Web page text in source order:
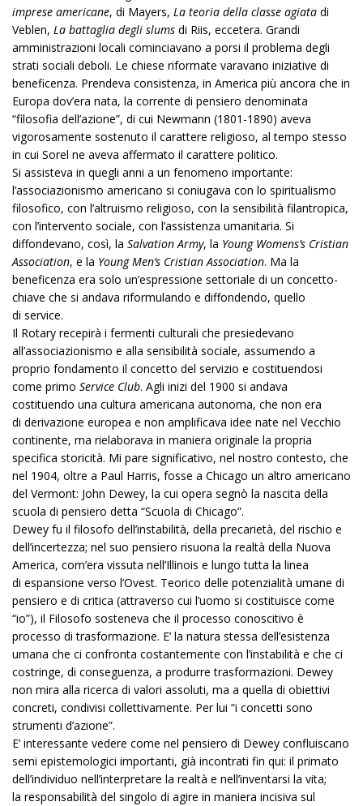
imprese americane, di Mayers, La teoria della classe agiata di
Veblen, La battaglia degli slums di Riis, eccetera. Grandi
amministrazioni locali cominciavano a porsi il problema degli
strati sociali deboli. Le chiese riformate varavano iniziative di
beneficenza. Prendeva consistenza, in America più ancora che in
Europa dov’era nata, la corrente di pensiero denominata
“filosofia dell’azione”, di cui Newmann (1801-1890) aveva
vigorosamente sostenuto il carattere religioso, al tempo stesso
in cui Sorel ne aveva affermato il carattere politico.
Si assisteva in quegli anni a un fenomeno importante:
l’associazionismo americano si coniugava con lo spiritualismo
filosofico, con l’altruismo religioso, con la sensibilità filantropica,
con l’intervento sociale, con l’assistenza umanitaria. Si
diffondevano, così, la Salvation Army, la Young Womens’s Cristian
Association, e la Young Men’s Cristian Association. Ma la
beneficenza era solo un’espressione settoriale di un concetto-
chiave che si andava riformulando e diffondendo, quello
di service.
Il Rotary recepirà i fermenti culturali che presiedevano
all’associazionismo e alla sensibilità sociale, assumendo a
proprio fondamento il concetto del servizio e costituendosi
come primo Service Club. Agli inizi del 1900 si andava
costituendo una cultura americana autonoma, che non era
di derivazione europea e non amplificava idee nate nel Vecchio
continente, ma rielaborava in maniera originale la propria
specifica storicità. Mi pare significativo, nel nostro contesto, che
nel 1904, oltre a Paul Harris, fosse a Chicago un altro americano
del Vermont: John Dewey, la cui opera segnò la nascita della
scuola di pensiero detta “Scuola di Chicago”.
Dewey fu il filosofo dell’instabilità, della precarietà, del rischio e
dell’incertezza; nel suo pensiero risuona la realtà della Nuova
America, com’era vissuta nell’Illinois e lungo tutta la linea
di espansione verso l’Ovest. Teorico delle potenzialità umane di
pensiero e di critica (attraverso cui l’uomo si costituisce come
“io”), il Filosofo sosteneva che il processo conoscitivo è
processo di trasformazione. E’ la natura stessa dell’esistenza
umana che ci confronta costantemente con l’instabilità e che ci
costringe, di conseguenza, a produrre trasformazioni. Dewey
non mira alla ricerca di valori assoluti, ma a quella di obiettivi
concreti, condivisi collettivamente. Per lui “i concetti sono
strumenti d’azione”.
E’ interessante vedere come nel pensiero di Dewey confluiscano
semi epistemologici importanti, già incontrati fin qui: il primato
dell’individuo nell’interpretare la realtà e nell’inventarsi la vita;
la responsabilità del singolo di agire in maniera incisiva sul